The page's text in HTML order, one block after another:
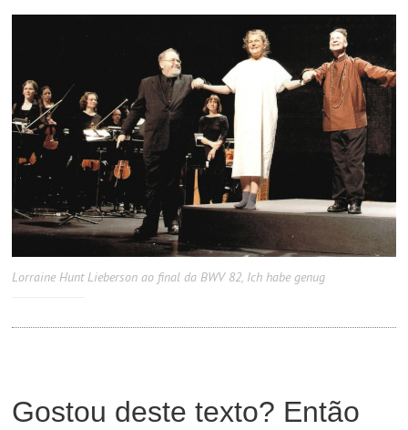
Lorraine Hunt Lieberson ao final da BWV 82, Ich habe genug
Gostou deste texto? Então